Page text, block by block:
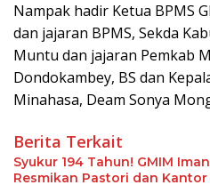
Nampak hadir Ketua BPMS
dan jajaran BPMS, Sekda
Muntu dan jajaran Pemkab
Dondokambey, BS dan
Minahasa, Deam Sonya
Berita Terkait
Syukur 194 Tahun! GMIM
Resmikan Pastori dan Kantor